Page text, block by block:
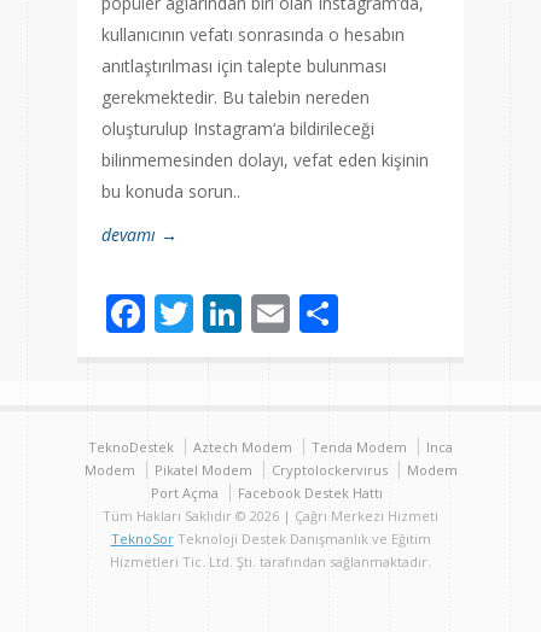
kullanıcının vefatı sonrasında o hesabın
anıtlaştırılması için talepte bulunması
gerekmektedir. Bu talebin nereden
oluşturulup Instagram‘a bildirileceği
bilinmemesinden dolayı, vefat eden kişinin
bu konuda sorun..
devamı →
Facebook
Twitter
LinkedIn
Email
TeknoDestek Aztech Modem Tenda Modem
Inca
Modem
Pikatel Modem Cryptolockervirus
Modem
Port Açma
Facebook Destek Hattı
Tüm Hakları Saklıdır © 2026 | Çağrı Merkezi Hizmeti
TeknoSorTeknoloji Destek Danışmanlık ve Eğitim
Hizmetleri Tic. Ltd. Şti. tarafından sağlanmaktadır.